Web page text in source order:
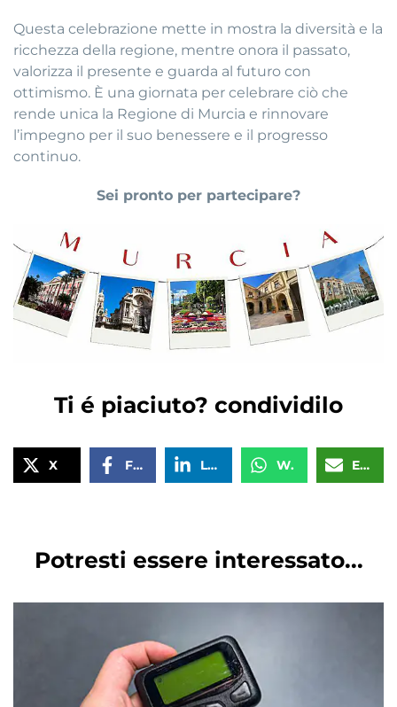
Questa celebrazione mette in mostra la diversità e la
ricchezza della regione, mentre onora il passato,
valorizza il presente e guarda al futuro con
ottimismo. È una giornata per celebrare ciò che
rende unica la Regione di Murcia e rinnovare
l’impegno per il suo benessere e il progresso
continuo.
Sei pronto per partecipare?
Ti é piaciuto? condividilo
X Facebook LinkedIn WhatsApp Email
Potresti essere interessato...